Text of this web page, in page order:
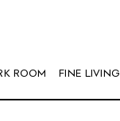
ROOM FINE LIVING